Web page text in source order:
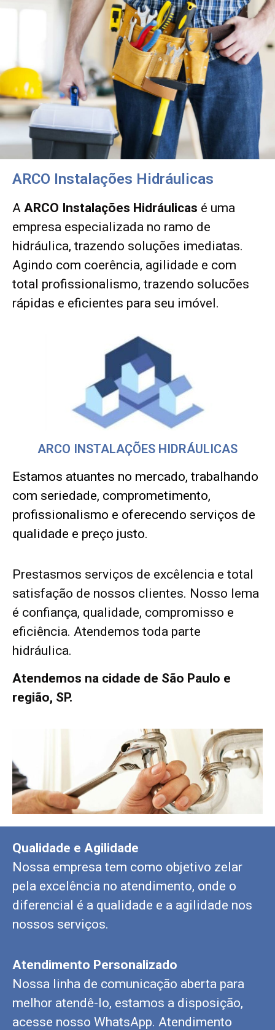
ARCO Instalações Hidráulicas
A ARCO Instalações Hidráulicas é uma
empresa especializada no ramo de
hidráulica, trazendo soluções imediatas.
Agindo com coerência, agilidade e com
total profissionalismo, trazendo solucões
rápidas e eficientes para seu imóvel.
ARCO INSTALAÇÕES HIDRÁULICAS
Estamos atuantes no mercado, trabalhando
com seriedade, comprometimento,
profissionalismo e oferecendo serviços de
qualidade e preço justo.
Prestasmos serviços de excêlencia e total
satisfação de nossos clientes. Nosso lema
é confiança, qualidade, compromisso e
eficiência. Atendemos toda parte
hidráulica.
Atendemos na cidade de São Paulo e
região, SP.
Qualidade e Agilidade
Nossa empresa tem como objetivo zelar
pela excelência no atendimento, onde o
diferencial é a qualidade e a agilidade nos
nossos serviços.
Atendimento Personalizado
Nossa linha de comunicação aberta para
melhor atendê-lo, estamos a disposição,
acesse nosso WhatsApp. Atendimento